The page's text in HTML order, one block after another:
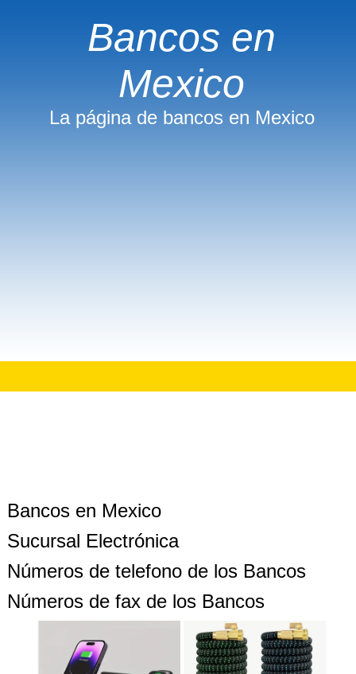
Bancos en
Mexico
La página de bancos en Mexico
Bancos en Mexico
Sucursal Electrónica
Números de telefono de los Bancos
Números de fax de los Bancos